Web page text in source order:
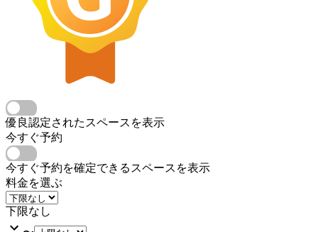
優良認定されたスペースを表示
今すぐ予約
今すぐ予約を確定できるスペースを表示
料金を選ぶ
下限なし